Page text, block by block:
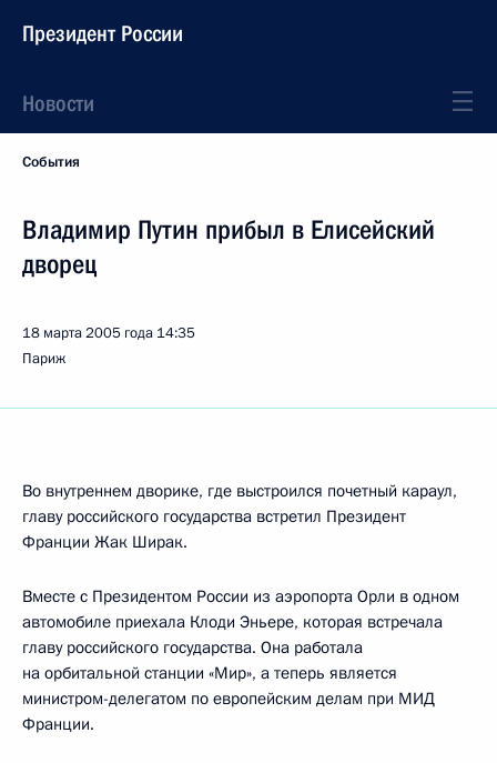
Президент России
Новости
События
Владимир Путин прибыл в Елисейский
дворец
18 марта 2005 года 14:35
Париж
Во внутреннем дворике, где выстроился почетный караул,
главу российского государства встретил Президент
Франции Жак Ширак.
Вместе с Президентом России из аэропорта Орли в одном
автомобиле приехала Клоди Эньере, которая встречала
главу российского государства. Она работала
на орбитальной станции «Мир», а теперь является
министром-делегатом по европейским делам при МИД
Франции.